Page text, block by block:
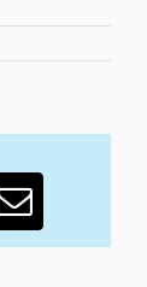
Correo